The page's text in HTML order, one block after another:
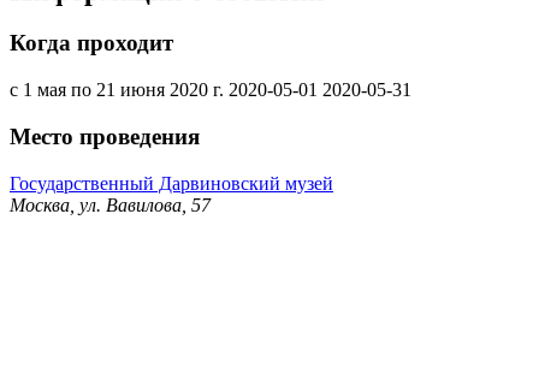
Когда проходит
с 1 мая по 21 июня 2020 г. 2020-05-01 2020-05-31
Место проведения
Государственный Дарвиновский музей
Москва, ул. Вавилова, 57